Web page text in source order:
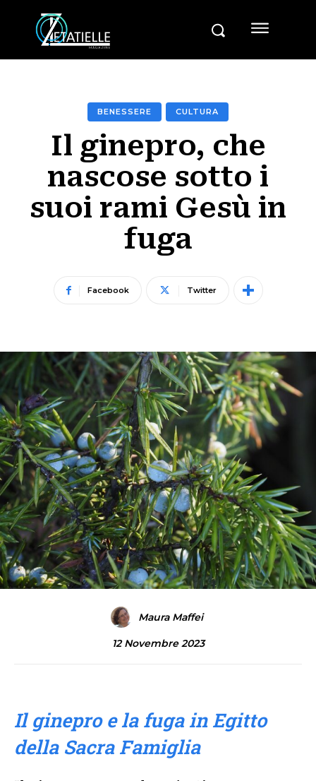
BENESSERE CULTURA
Il ginepro, che
nascose sotto i
suoi rami Gesù in
fuga
Facebook Twitter
Maura Maffei
12 Novembre 2023
Il ginepro e la fuga in Egitto
della Sacra Famiglia